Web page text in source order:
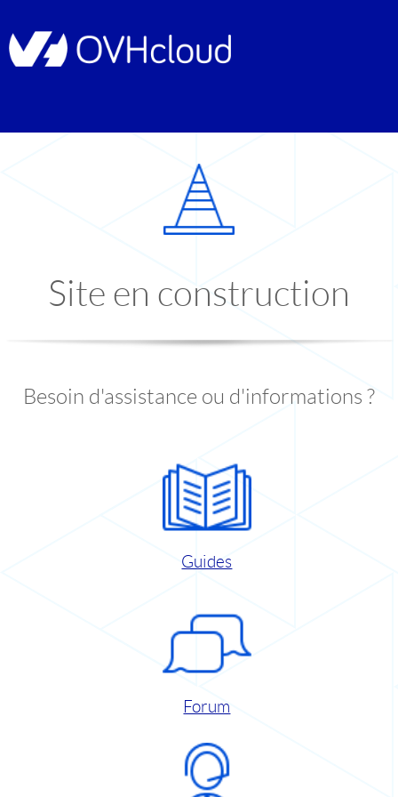
Site en construction
Besoin d'assistance ou d'informations ?
Guides
Forum